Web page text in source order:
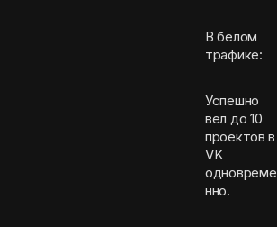
В белом
трафике:
Успешно
вел до 10
проектов в
VK
одновреме
нно.